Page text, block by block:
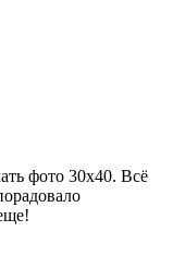
фото 30х40. Всё